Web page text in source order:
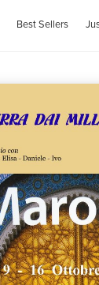
Best Sellers